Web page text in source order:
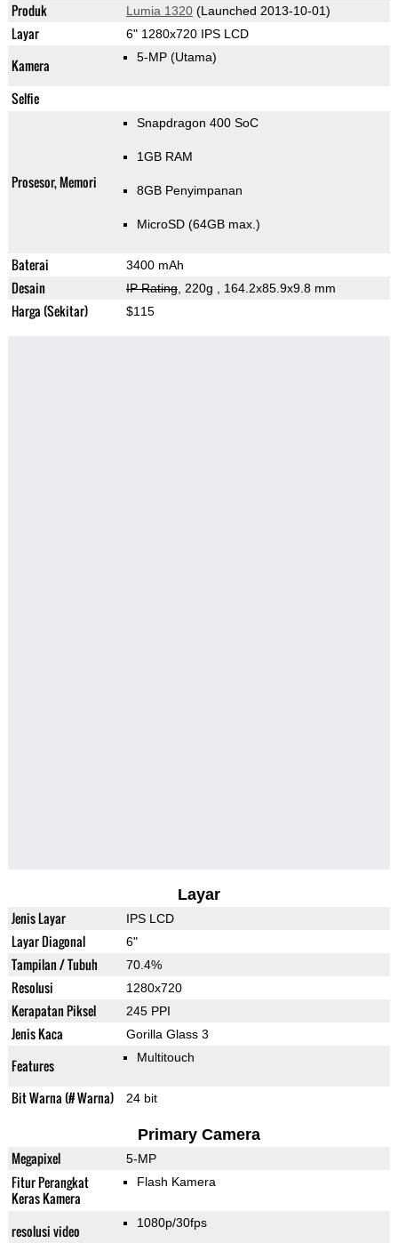
Produk Lumia 1320(Launched 2013-10-01)
Layar 6" 1280x720 IPS LCD
Kamera 5-MP (Utama)
Selfie
Prosesor, Memori
Snapdragon 400 SoC
1GB RAM
8GB Penyimpanan
MicroSD (64GB max.)
Baterai 3400 mAh
Desain IP Rating, 220g , 164.2x85.9x9.8 mm
Harga (Sekitar) $115
Layar
Jenis Layar IPS LCD
Layar Diagonal 6"
Tampilan / Tubuh 70.4%
Resolusi 1280x720
Kerapatan Piksel 245 PPI
Jenis Kaca Gorilla Glass 3
Features Multitouch
Bit Warna (# Warna) 24 bit
Primary Camera
Megapixel 5-MP
Fitur Perangkat
Keras Kamera
Flash Kamera
resolusi video 1080p/30fps